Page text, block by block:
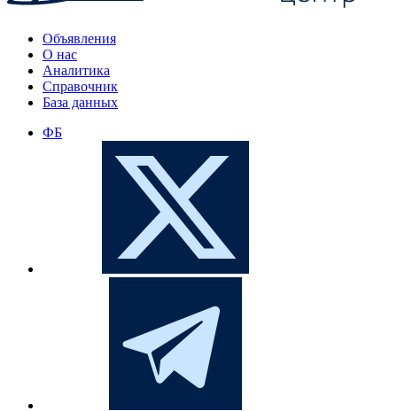
Объявления
О нас
Аналитика
Справочник
База данных
ФБ